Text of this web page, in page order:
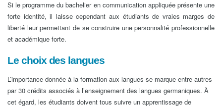
Si le programme du bachelier en communication appliquée présente une
forte identité, il laisse cependant aux étudiants de vraies marges de
liberté leur permettant de se construire une personnalité professionnelle
et académique forte.
Le choix des langues
L’importance donnée à la formation aux langues se marque entre autres
par 30 crédits associés à l’enseignement des langues germaniques. À
cet égard, les étudiants doivent tous suivre un apprentissage de